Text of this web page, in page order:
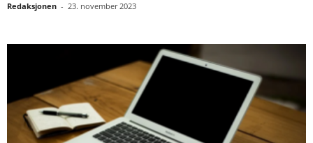
Redaksjonen - 23. november 2023